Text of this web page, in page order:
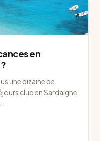
en
une dizaine de
club en Sardaigne